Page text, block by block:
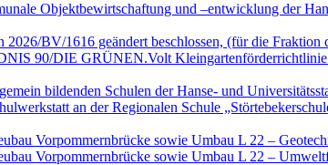
Objektbewirtschaftung und –entwicklung der
BV/1616 geändert beschlossen, (für die
90/DIE GRÜNEN.Volt
bildenden Schulen der Hanse- und
an der Regionalen Schule
Vorpommernbrücke sowie Umbau L 22 –
Vorpommernbrücke sowie Umbau L 22 –